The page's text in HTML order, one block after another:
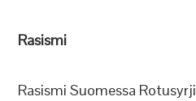
Rasismi
Rasismi Suomessa